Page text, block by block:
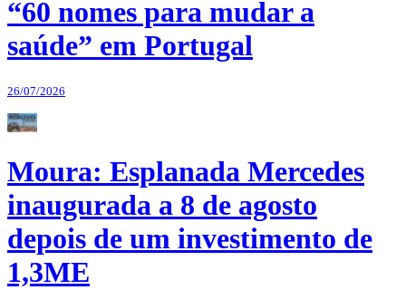
“60 nomes para mudar a
saúde” em Portugal
26/07/2026
Moura: Esplanada Mercedes
inaugurada a 8 de agosto
depois de um investimento de
1,3ME